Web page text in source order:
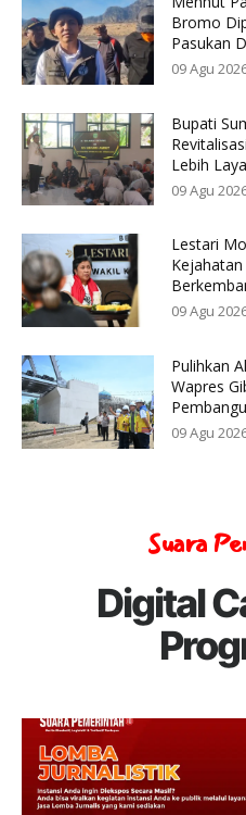
Bromo
Pasukan
09 Agu
Bupati
Lebih
09 Agu
Lestari
09 Agu
Pulihkan
Wapres
09 Agu
Suara
Digital